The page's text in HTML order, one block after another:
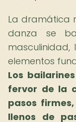
La dramática
danza se
elementos
Los
fervor de la
pasos
llenos de